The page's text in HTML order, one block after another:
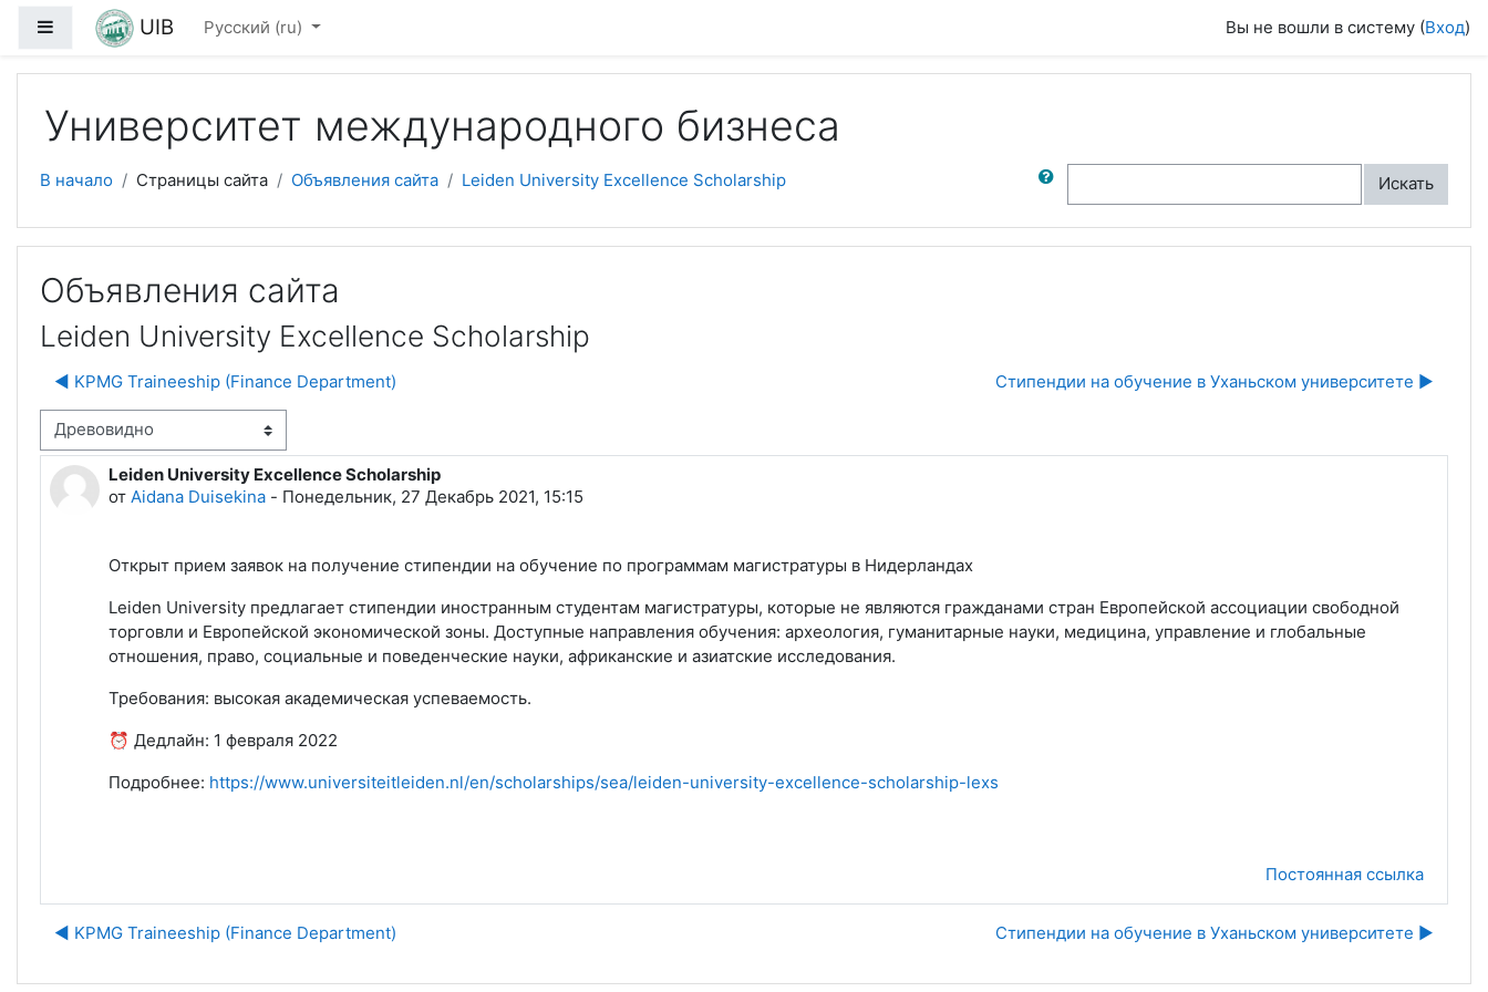
Перейти к основному содержанию
Боковая панель
UIB Русский ‎(ru)‎ Вы не вошли в систему (Вход)
Университет международного бизнеса
В начало Страницы сайта Объявления сайта Leiden University Excellence Scholarship
Поиск по форумам
Искать
Объявления сайта
Leiden University Excellence Scholarship
◀︎ KPMG Traineeship (Finance Department) Стипендии на обучение в Уханьском университете ▶︎
отображения
Leiden University Excellence Scholarship
от Aidana Duisekina - Понедельник, 27 Декабрь 2021, 15:15
Количество ответов: 0
Открыт прием заявок на получение стипендии на обучение по программам магистратуры в Нидерландах
Leiden University предлагает стипендии иностранным студентам магистратуры, которые не являются гражданами стран Европейской ассоциации свободной
торговли и Европейской экономической зоны. Доступные направления обучения: археология, гуманитарные науки, медицина, управление и глобальные
отношения, право, социальные и поведенческие науки, африканские и азиатские исследования.
Требования: высокая академическая успеваемость.
⏰ Дедлайн: 1 февраля 2022
Подробнее: https://www.universiteitleiden.nl/en/scholarships/sea/leiden-university-excellence-scholarship-lexs
Постоянная ссылка
◀︎ KPMG Traineeship (Finance Department) Стипендии на обучение в Уханьском университете ▶︎